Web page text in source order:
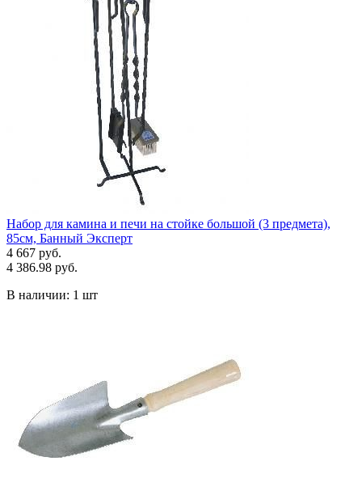
Набор для камина и печи на стойке большой (3 предмета),
85см, Банный Эксперт
4 667 руб.
4 386.98 руб.
В наличии: 1 шт